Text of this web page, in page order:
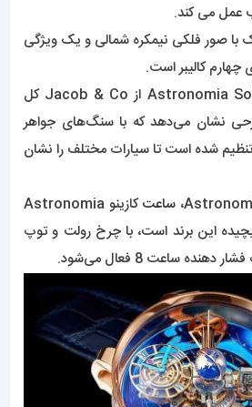
عمل می کند.
صور فلکی نیمکره شمالی و یک ویژگی
چهارم کالیبر است.
Astronomia Solar از Jacob & Co کل
نشان می‌دهد که با سنگ‌های جواهر
شده است تا سیارات مختلف را نشان
ساعت
کازینو Astronomia
این برند است، با چرخ رولت و توپ
ساعت 8 فعال می‌شود.